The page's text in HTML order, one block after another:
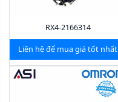
RX4-2166314
Liên hệ để mua giá tốt nhất